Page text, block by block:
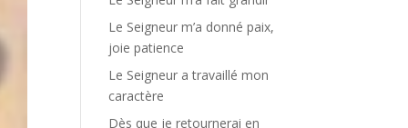
Le Seigneur m’a donné paix,
joie patience
Le Seigneur a travaillé mon
caractère
Dès que je retournerai en